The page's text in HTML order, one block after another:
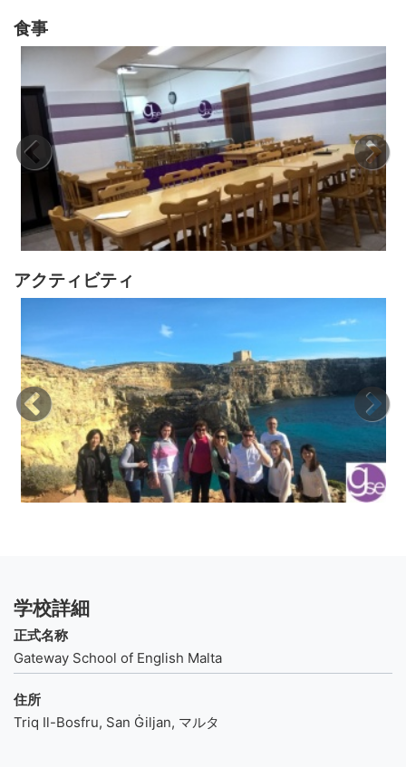
食事
アクティビティ
学校詳細
正式名称
Gateway School of English Malta
住所
Triq Il-Bosfru, San Ġiljan, マルタ